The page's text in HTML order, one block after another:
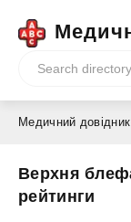
Медичний довідник
Верхня
рейтинги